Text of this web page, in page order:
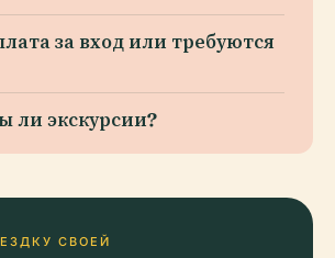
за вход или требуются
ли экскурсии?
СВОЕЙ